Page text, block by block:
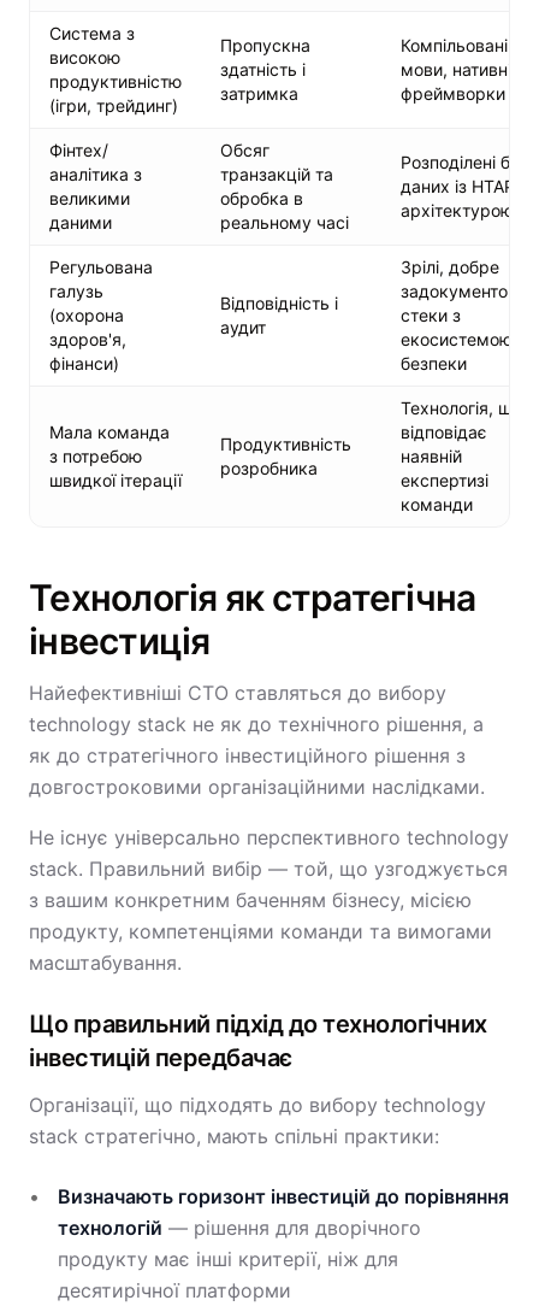
Система з
високою
продуктивністю
(ігри, трейдинг)
Пропускна
здатність і
затримка
Компільовані
мови, нативні
фреймворки
Фінтех/
аналітика з
великими
даними
Обсяг
транзакцій та
обробка в
реальному часі
Розподілені бази
даних із HTAP-
архітектурою
Регульована
галузь
(охорона
здоров'я,
фінанси)
Відповідність і
аудит
Зрілі, добре
задокументовані
стеки з
екосистемою
безпеки
Мала команда
з потребою
швидкої ітерації
Продуктивність
розробника
Технологія, що
відповідає
наявній
експертизі
команди
Технологія як стратегічна
інвестиція
Найефективніші CTO ставляться до вибору
technology stack не як до технічного рішення, а
як до стратегічного інвестиційного рішення з
довгостроковими організаційними наслідками.
Не існує універсально перспективного technology
stack. Правильний вибір — той, що узгоджується
з вашим конкретним баченням бізнесу, місією
продукту, компетенціями команди та вимогами
масштабування.
Що правильний підхід до технологічних
інвестицій передбачає
Організації, що підходять до вибору technology
stack стратегічно, мають спільні практики:
Визначають горизонт інвестицій до порівняння
технологій — рішення для дворічного
продукту має інші критерії, ніж для
десятирічної платформи